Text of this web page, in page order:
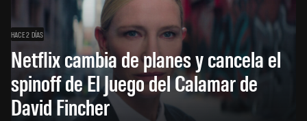
HACE 2 DÍAS
Netflix cambia de planes y cancela el
spinoff de El Juego del Calamar de
David Fincher